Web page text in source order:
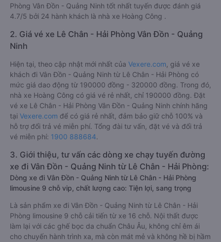
Phòng Vân Đồn - Quảng Ninh tốt nhất tuyến được đánh giá
4.7/5 bởi 24 hành khách là nhà xe Hoàng Công .
2. Giá vé xe Lê Chân - Hải Phòng Vân Đồn - Quảng
Ninh
Hiện tại, theo cập nhật mới nhất của Vexere.com , giá vé xe
khách đi Vân Đồn - Quảng Ninh từ Lê Chân - Hải Phòng có
mức giá dao động từ 190000 đồng - 320000 đồng. Trong đó,
nhà xe Hoàng Công có giá vé rẻ nhất, chỉ 190000 đồng. Đặt
vé xe Lê Chân - Hải Phòng Vân Đồn - Quảng Ninh chính hãng
tại Vexere.com để có giá rẻ nhất, đảm bảo giữ chỗ 100% và
hỗ trợ đổi trả vé miễn phí. Tổng đài tư vấn, đặt vé và đổi trả
vé miễn phí: 1900 888684.
3. Giới thiệu, tư vấn các dòng xe chạy tuyến đường
xe đi Vân Đồn - Quảng Ninh từ Lê Chân - Hải Phòng:
Dòng xe đi Vân Đồn - Quảng Ninh từ Lê Chân - Hải Phòng
limousine 9 chỗ vip, chất lượng cao: Tiện lợi, sang trọng
Là sản phẩm xe đi Vân Đồn - Quảng Ninh từ Lê Chân - Hải
Phòng limousine 9 chỗ cải tiến từ xe 16 chỗ. Nội thất được
làm lại với các ghế bọc da chuẩn Châu Âu, không chỉ êm ái
cho chuyến hành trình xa, mà còn mát mẻ và không hề bị hầm